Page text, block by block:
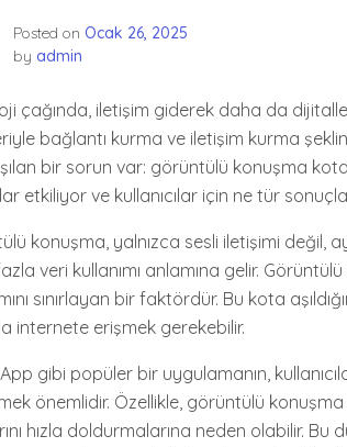
Posted on Ocak 26, 2025
by admin
çağında, iletişim giderek daha da
bağlantı kurma ve iletişim kurma
bir sorun var: görüntülü konuşma
etkiliyor ve kullanıcılar için ne tür
konuşma, yalnızca sesli iletişimi değil,
veri kullanımı anlamına gelir.
sınırlayan bir faktördür. Bu kota
internete erişmek gerekebilir.
gibi popüler bir uygulamanın,
önemlidir. Özellikle, görüntülü konuşma
hızla doldurmalarına neden olabilir.